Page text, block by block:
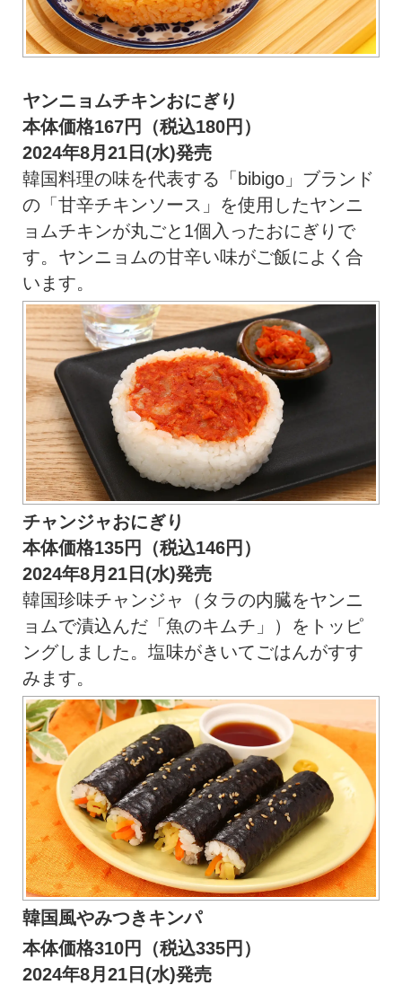
ヤンニョムチキンおにぎり
本体価格167円（税込180円）
2024年8月21日(水)発売
韓国料理の味を代表する「bibigo」ブランド
の「甘辛チキンソース」を使用したヤンニ
ョムチキンが丸ごと1個入ったおにぎりで
す。ヤンニョムの甘辛い味がご飯によく合
います。
チャンジャおにぎり
本体価格135円（税込146円）
2024年8月21日(水)発売
韓国珍味チャンジャ（タラの内臓をヤンニ
ョムで漬込んだ「魚のキムチ」）をトッピ
ングしました。塩味がきいてごはんがすす
みます。
韓国風やみつきキンパ
本体価格310円（税込335円）
2024年8月21日(水)発売